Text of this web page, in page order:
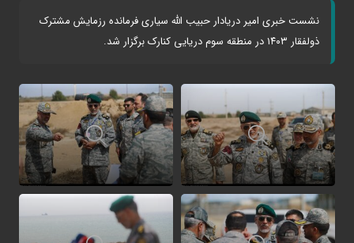
نشست خبری امیر دریادار حبیب الله سیاری فرمانده رزمایش مشترک
ذولفقار ۱۴۰۳ در منطقه سوم دریایی کنارک برگزار شد.